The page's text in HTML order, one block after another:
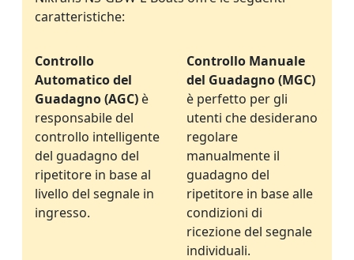
caratteristiche:
Controllo
Automatico del
Guadagno (AGC) è
responsabile del
controllo intelligente
del guadagno del
ripetitore in base al
livello del segnale in
ingresso.
Controllo Manuale
del Guadagno (MGC)
è perfetto per gli
utenti che desiderano
regolare
manualmente il
guadagno del
ripetitore in base alle
condizioni di
ricezione del segnale
individuali.